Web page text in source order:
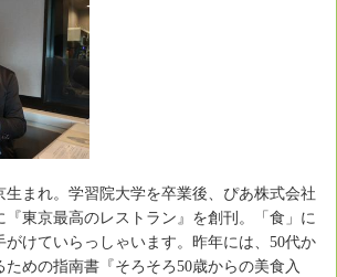
生まれ。学習院大学を卒業後、ぴあ株式会社
『東京最高のレストラン』を創刊。「食」に
がけていらっしゃいます。昨年には、50代か
ための指南書『そろそろ50歳からの美食入